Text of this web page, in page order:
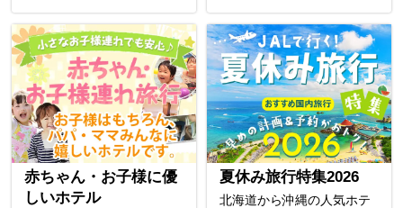
赤ちゃん・お子様に優
しいホテル
夏休み旅行特集2026
北海道から沖縄の人気ホテ